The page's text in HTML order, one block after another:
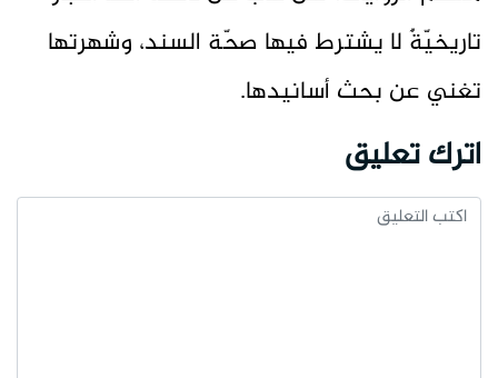
تاريخيّةٌ لا يشترط فيها صحّة السند، وشهرتها
تغني عن بحث أسانيدها.
اترك تعليق